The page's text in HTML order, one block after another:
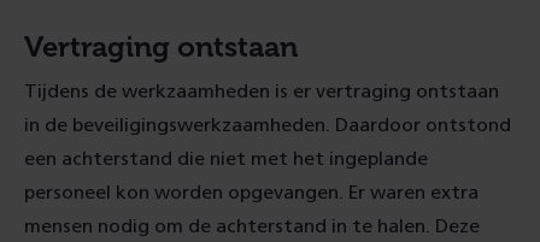
Vertraging ontstaan
Tijdens de werkzaamheden is er vertraging ontstaan
in de beveiligingswerkzaamheden. Daardoor ontstond
een achterstand die niet met het ingeplande
personeel kon worden opgevangen. Er waren extra
mensen nodig om de achterstand in te halen. Deze